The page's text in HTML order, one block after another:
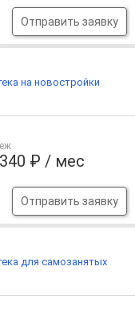
Отправить заявку
₽ / мес
Отправить заявку
на новостройки
для самозанятых